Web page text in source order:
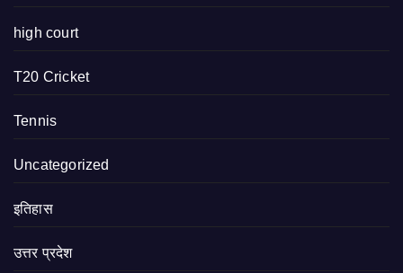
high court
T20 Cricket
Tennis
Uncategorized
इतिहास
उत्तर प्रदेश